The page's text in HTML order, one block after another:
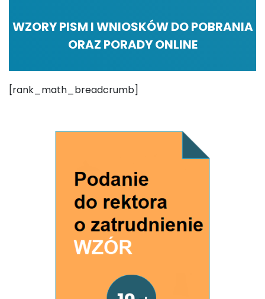
WZORY PISM I WNIOSKÓW DO POBRANIA
ORAZ PORADY ONLINE
[rank_math_breadcrumb]